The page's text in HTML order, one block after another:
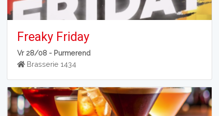
Freaky Friday
Vr 28/08 - Purmerend
Brasserie 1434